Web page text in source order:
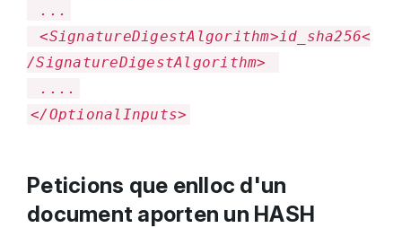
...
<SignatureDigestAlgorithm>id_sha256<
/SignatureDigestAlgorithm>
....
</OptionalInputs>
Peticions que enlloc d'un
document aporten un HASH